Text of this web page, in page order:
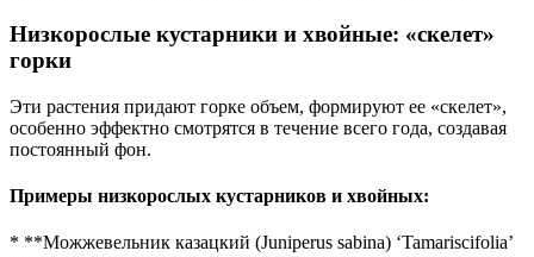
Низкорослые кустарники и хвойные: «скелет»
горки
Эти растения придают горке объем, формируют ее «скелет»,
особенно эффектно смотрятся в течение всего года, создавая
постоянный фон.
Примеры низкорослых кустарников и хвойных:
* **Можжевельник казацкий (Juniperus sabina) ‘Tamariscifolia’